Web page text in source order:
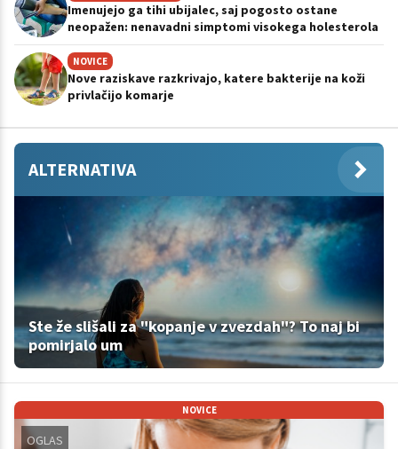
Imenujejo ga tihi ubijalec, saj pogosto ostane
neopažen: nenavadni simptomi visokega holesterola
NOVICE
Nove raziskave razkrivajo, katere bakterije na koži
privlačijo komarje
ALTERNATIVA
Ste že slišali za "kopanje v zvezdah"? To naj bi
pomirjalo um
NOVICE
OGLAS